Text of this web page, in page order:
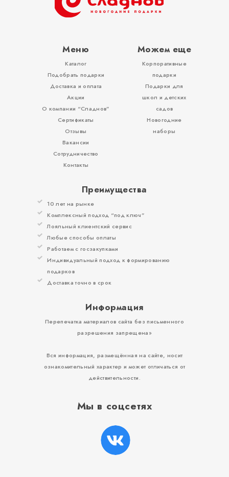
Вложения, игры
Мы в соцсетях
Меню
Каталог
Подобрать подарки
Доставка и оплата
Акции
О компании “Сладнов”
Сертификаты
Отзывы
Вакансии
Сотрудничество
Контакты
Можем еще
Корпоративные
подарки
Подарки для
школ и детских
садов
Новогодние
наборы
Преимущества
10 лет на рынке
Комплексный подход “под ключ”
Лояльный клиентский сервис
Любые способы оплаты
Работаем с госзакупками
Индивидуальный подход к формированию
подарков
Доставка точно в срок
Информация
Перепечатка материалов сайта без письменного
разрешения запрещена»
Вся информация, размещённая на сайте, носит
ознакомительный характер и может отличаться от
действительности.